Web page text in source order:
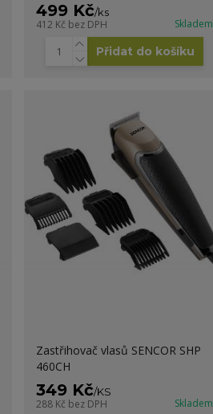
499 Kč/ks
412 Kč bez DPH Skladem
Přidat do košíku
Zastřihovač vlasů SENCOR SHP
460CH
349 Kč/KS
288 Kč bez DPH Skladem